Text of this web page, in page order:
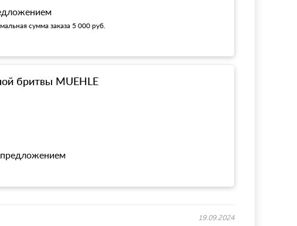
сумма заказа 5 000 руб.
бритвы MUEHLE
предложением
19.09.2024